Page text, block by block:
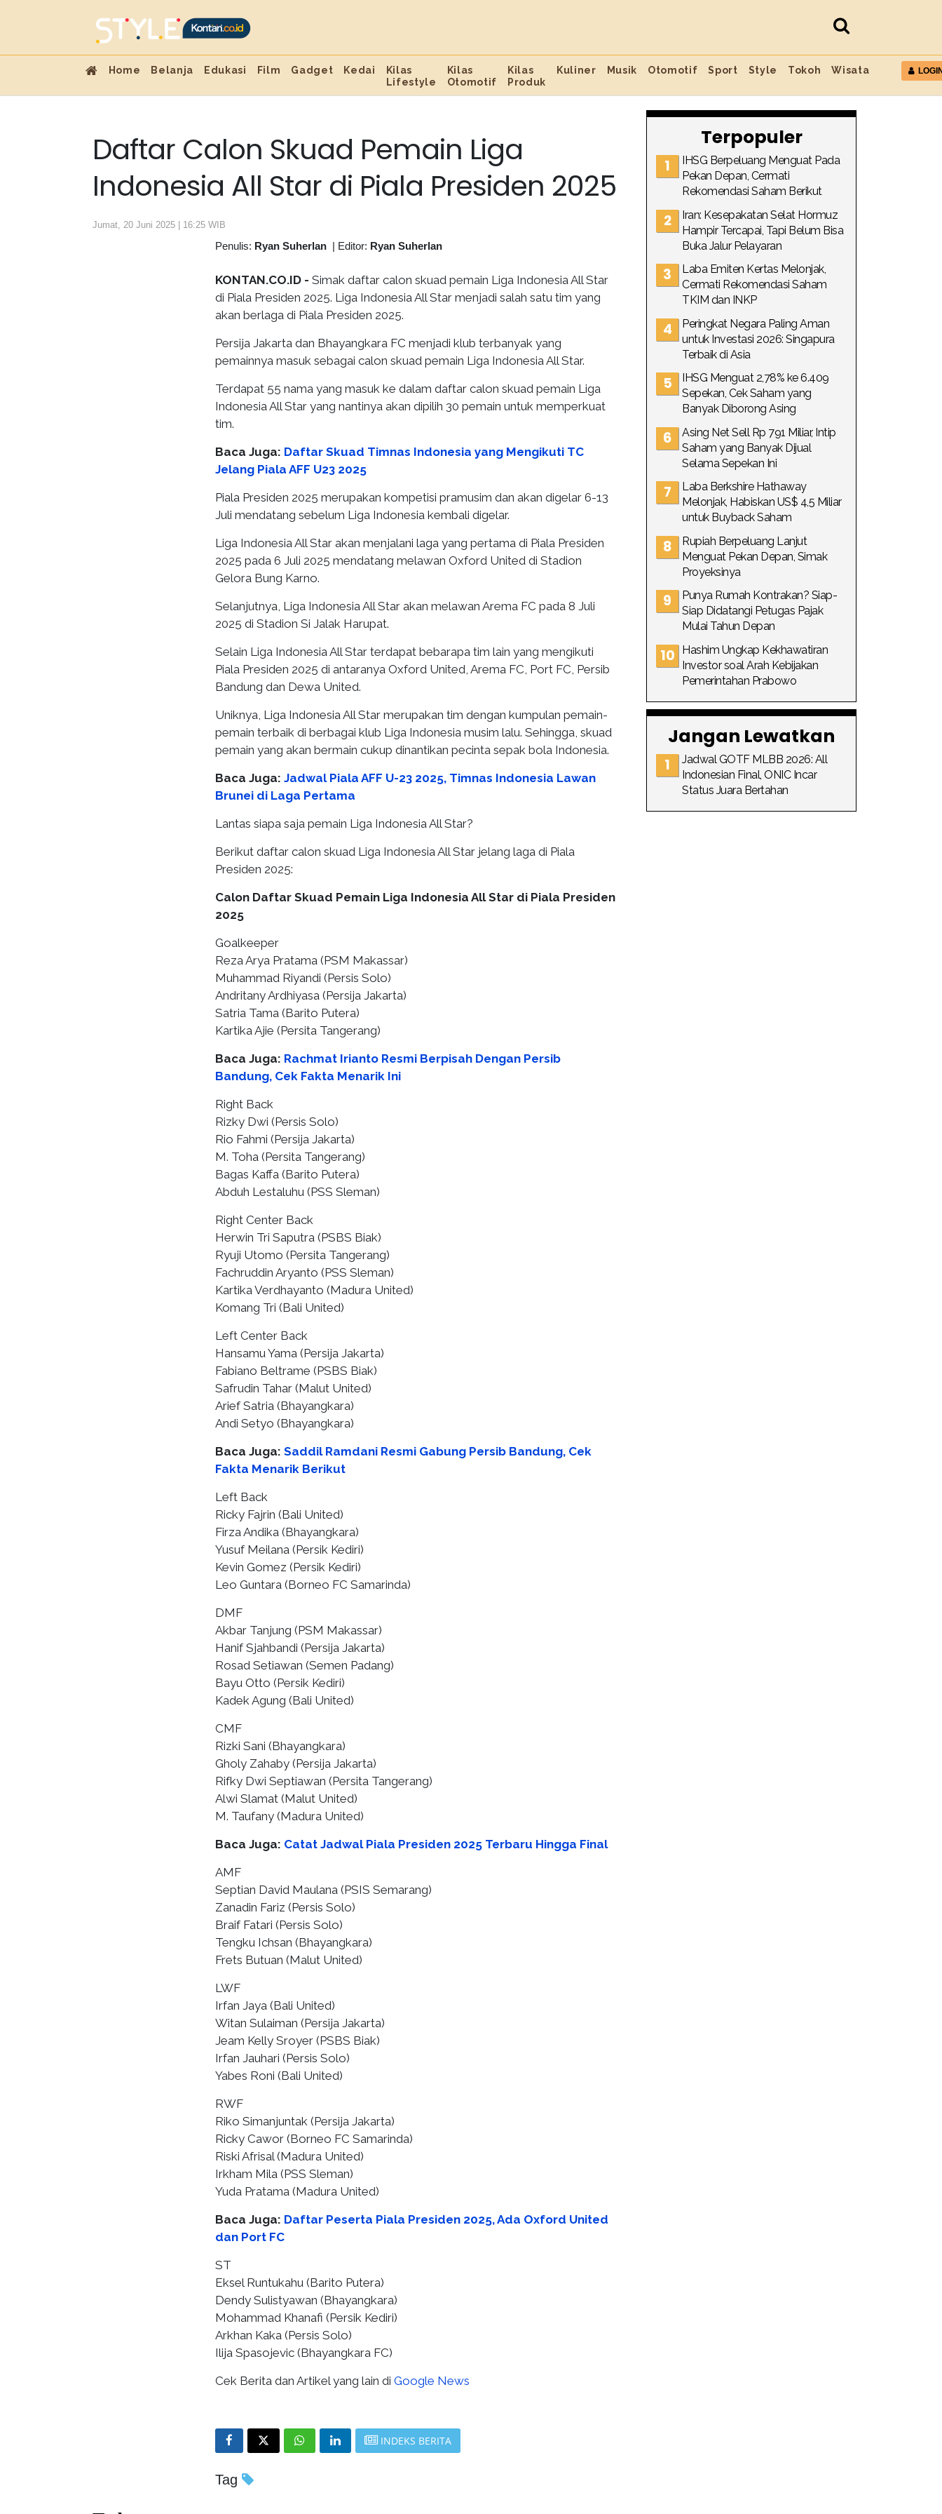
Home Belanja Edukasi Film Gadget Kedai
Kilas
Lifestyle
Kilas
Otomotif
Kilas
Produk
Kuliner Musik Otomotif Sport Style Tokoh Wisata
Daftar Calon Skuad Pemain Liga
Indonesia All Star di Piala Presiden 2025
Jumat, 20 Juni 2025 | 16:25 WIB
Penulis: Ryan Suherlan | Editor: Ryan Suherlan
KONTAN.CO.ID - Simak daftar calon skuad pemain Liga Indonesia All Star
di Piala Presiden 2025. Liga Indonesia All Star menjadi salah satu tim yang
akan berlaga di Piala Presiden 2025.
Persija Jakarta dan Bhayangkara FC menjadi klub terbanyak yang
pemainnya masuk sebagai calon skuad pemain Liga Indonesia All Star.
Terdapat 55 nama yang masuk ke dalam daftar calon skuad pemain Liga
Indonesia All Star yang nantinya akan dipilih 30 pemain untuk memperkuat
tim.
Baca Juga: Daftar Skuad Timnas Indonesia yang Mengikuti TC
Jelang Piala AFF U23 2025
Piala Presiden 2025 merupakan kompetisi pramusim dan akan digelar 6-13
Juli mendatang sebelum Liga Indonesia kembali digelar.
Liga Indonesia All Star akan menjalani laga yang pertama di Piala Presiden
2025 pada 6 Juli 2025 mendatang melawan Oxford United di Stadion
Gelora Bung Karno.
Selanjutnya, Liga Indonesia All Star akan melawan Arema FC pada 8 Juli
2025 di Stadion Si Jalak Harupat.
Selain Liga Indonesia All Star terdapat bebarapa tim lain yang mengikuti
Piala Presiden 2025 di antaranya Oxford United, Arema FC, Port FC, Persib
Bandung dan Dewa United.
Uniknya, Liga Indonesia All Star merupakan tim dengan kumpulan pemain-
pemain terbaik di berbagai klub Liga Indonesia musim lalu. Sehingga, skuad
pemain yang akan bermain cukup dinantikan pecinta sepak bola Indonesia.
Baca Juga: Jadwal Piala AFF U-23 2025, Timnas Indonesia Lawan
Brunei di Laga Pertama
Lantas siapa saja pemain Liga Indonesia All Star?
Berikut daftar calon skuad Liga Indonesia All Star jelang laga di Piala
Presiden 2025:
Calon Daftar Skuad Pemain Liga Indonesia All Star di Piala Presiden
2025
Goalkeeper
Reza Arya Pratama (PSM Makassar)
Muhammad Riyandi (Persis Solo)
Andritany Ardhiyasa (Persija Jakarta)
Satria Tama (Barito Putera)
Kartika Ajie (Persita Tangerang)
Baca Juga: Rachmat Irianto Resmi Berpisah Dengan Persib
Bandung, Cek Fakta Menarik Ini
Right Back
Rizky Dwi (Persis Solo)
Rio Fahmi (Persija Jakarta)
M. Toha (Persita Tangerang) ⁠
Bagas Kaffa (Barito Putera)
Abduh Lestaluhu (PSS Sleman)
Right Center Back
Herwin Tri Saputra (PSBS Biak)
Ryuji Utomo (Persita Tangerang) ⁠
Fachruddin Aryanto (PSS Sleman)
Kartika Verdhayanto (Madura United)
Komang Tri (Bali United)
Left Center Back ⁠
Hansamu Yama (Persija Jakarta) ⁠
Fabiano Beltrame (PSBS Biak)
Safrudin Tahar (Malut United)
Arief Satria (Bhayangkara)
Andi Setyo (Bhayangkara)
Baca Juga: Saddil Ramdani Resmi Gabung Persib Bandung, Cek
Fakta Menarik Berikut
Left Back
Ricky Fajrin (Bali United)
Firza Andika (Bhayangkara)
Yusuf Meilana (Persik Kediri)
Kevin Gomez (Persik Kediri)
Leo Guntara (Borneo FC Samarinda)
DMF ⁠
Akbar Tanjung (PSM Makassar)
Hanif Sjahbandi (Persija Jakarta)
Rosad Setiawan (Semen Padang)
Bayu Otto (Persik Kediri) ⁠
Kadek Agung (Bali United)
CMF
Rizki Sani (Bhayangkara)
Gholy Zahaby (Persija Jakarta)
Rifky Dwi Septiawan (Persita Tangerang)
Alwi Slamat (Malut United)
M. Taufany (Madura United)
Baca Juga: Catat Jadwal Piala Presiden 2025 Terbaru Hingga Final
AMF ⁠
Septian David Maulana (PSIS Semarang)
Zanadin Fariz (Persis Solo)
Braif Fatari (Persis Solo)
Tengku Ichsan (Bhayangkara) ⁠
Frets Butuan (Malut United)
LWF
Irfan Jaya (Bali United)
Witan Sulaiman (Persija Jakarta)
Jeam Kelly Sroyer (PSBS Biak)
Irfan Jauhari (Persis Solo)
Yabes Roni (Bali United)
RWF
Riko Simanjuntak (Persija Jakarta)
Ricky Cawor (Borneo FC Samarinda)
Riski Afrisal (Madura United)
Irkham Mila (PSS Sleman)
Yuda Pratama (Madura United)
Baca Juga: Daftar Peserta Piala Presiden 2025, Ada Oxford United
dan Port FC
ST
Eksel Runtukahu (Barito Putera)
Dendy Sulistyawan (Bhayangkara)
Mohammad Khanafi (Persik Kediri) ⁠
Arkhan Kaka (Persis Solo)
Ilija Spasojevic (Bhayangkara FC)
Cek Berita dan Artikel yang lain di Google News
INDEKS BERITA
Tag
Terpopuler
IHSG Berpeluang Menguat Pada
Pekan Depan, Cermati
Rekomendasi Saham Berikut
Iran: Kesepakatan Selat Hormuz
Hampir Tercapai, Tapi Belum Bisa
Buka Jalur Pelayaran
Laba Emiten Kertas Melonjak,
Cermati Rekomendasi Saham
TKIM dan INKP
Peringkat Negara Paling Aman
untuk Investasi 2026: Singapura
Terbaik di Asia
IHSG Menguat 2,78% ke 6.409
Sepekan, Cek Saham yang
Banyak Diborong Asing
Asing Net Sell Rp 791 Miliar, Intip
Saham yang Banyak Dijual
Selama Sepekan Ini
Laba Berkshire Hathaway
Melonjak, Habiskan US$ 4,5 Miliar
untuk Buyback Saham
Rupiah Berpeluang Lanjut
Menguat Pekan Depan, Simak
Proyeksinya
Punya Rumah Kontrakan? Siap-
Siap Didatangi Petugas Pajak
Mulai Tahun Depan
Hashim Ungkap Kekhawatiran
Investor soal Arah Kebijakan
Pemerintahan Prabowo
Jangan Lewatkan
Jadwal GOTF MLBB 2026: All
Indonesian Final, ONIC Incar
Status Juara Bertahan